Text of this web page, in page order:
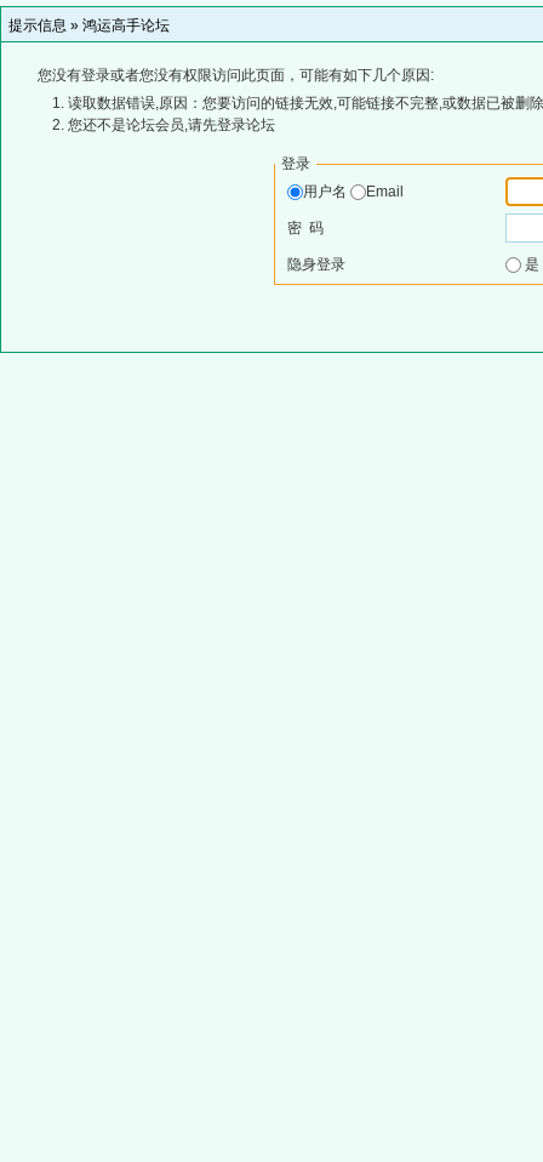
提示信息 » 鸿运高手论坛
您没有登录或者您没有权限访问此页面，可能有如下几个原因:
读取数据错误,原因：您要访问的链接无效,可能链接不完整,或数据已被删
您还不是论坛会员,请先登录论坛
登录
用户名
Email
密 码
隐身登录